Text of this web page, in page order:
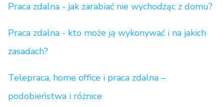
Praca zdalna - jak zarabiać nie wychodząc z domu?
Praca zdalna - kto może ją wykonywać i na jakich
zasadach?
Telepraca, home office i praca zdalna –
podobieństwa i różnice